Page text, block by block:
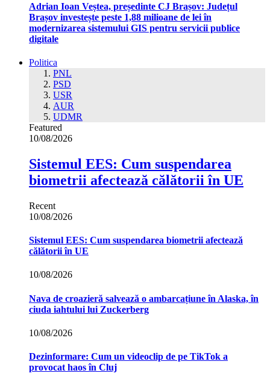
Adrian Ioan Veștea, președinte CJ Brașov: Județul
Brașov investește peste 1,88 milioane de lei în
modernizarea sistemului GIS pentru servicii publice
digitale
Politica
PNL
PSD
USR
AUR
UDMR
Featured
10/08/2026
Sistemul EES: Cum suspendarea
biometrii afectează călătorii în UE
Recent
10/08/2026
Sistemul EES: Cum suspendarea biometrii afectează
călătorii în UE
10/08/2026
Nava de croazieră salvează o ambarcațiune în Alaska, în
ciuda iahtului lui Zuckerberg
10/08/2026
Dezinformare: Cum un videoclip de pe TikTok a
provocat haos în Cluj